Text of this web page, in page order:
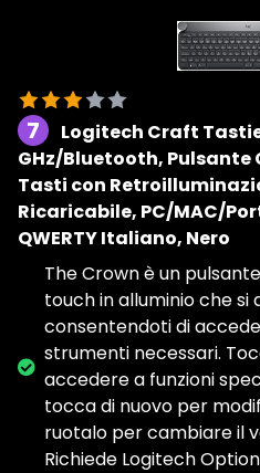
7
Logitech Craft
GHz/Bluetooth, Pulsante
Tasti con
Ricaricabile, PC/MAC/
QWERTY Italiano, Nero
The Crown è un
touch in alluminio che si
consentendoti di
strumenti necessari.
accedere a funzioni
tocca di nuovo per
ruotalo per cambiare il
Richiede Logitech